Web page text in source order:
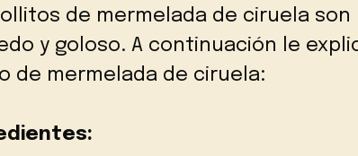
de mermelada de ciruela
y goloso. A continuación le
de mermelada de ciruela: